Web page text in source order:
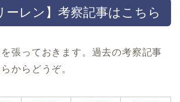
ーレン】考察記事はこちら
張っておきます。過去の考察記事
からどうぞ。